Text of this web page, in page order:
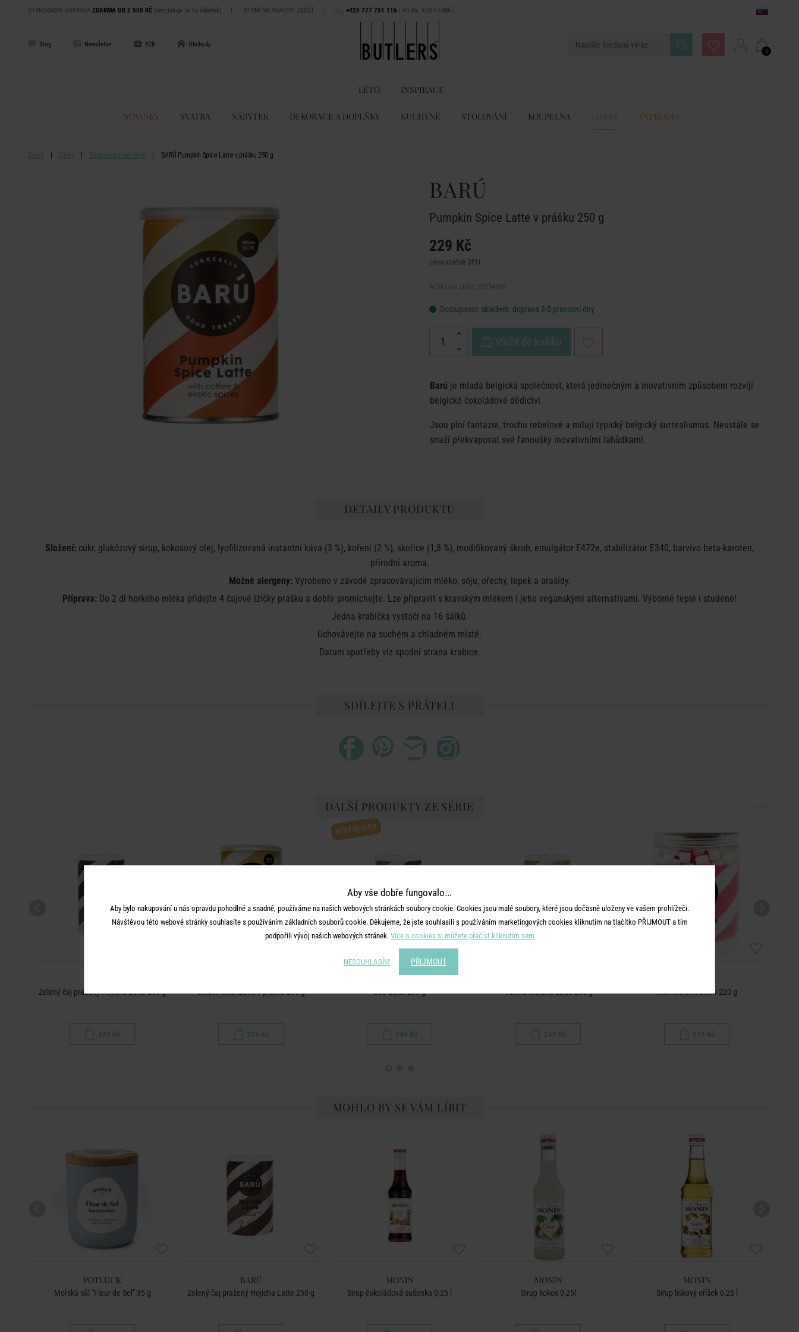
STANDARDNÍ DOPRAVA ZDARMA OD 2 500 KČ (nevztahuje se na nábytek) | 30 DNÍ NA VRÁCENÍ ZBOŽÍ | +420 777 751 116 ( Po-Pá: 9:00-17:00h )
Blog Newsletter B2B Obchody
0
LÉTO INSPIRACE
NOVINKY SVATBA NÁBYTEK DEKORACE A DOPLŇKY KUCHYNĚ STOLOVÁNÍ KOUPELNA DÁRKY VÝPRODEJ
Domů Dárky Gastronomické dárky BARÚ Pumpkin Spice Latte v prášku 250 g
BARÚ
Pumpkin Spice Latte v prášku 250 g
229 Kč
cena včetně DPH
Dostupnost: skladem, doprava 2-5 pracovní dny
Vložit do košíku
Barú je mladá belgická společnost, která jedinečným a inovativním způsobem rozvíjí
belgické čokoládové dědictví.
Jsou plní fantazie, trochu rebelové a milují typický belgický surrealismus. Neustále se
snaží překvapovat své fanoušky inovativními lahůdkami.
DETAILY PRODUKTU
Složení: cukr, glukózový sirup, kokosový olej, lyofilizovaná instantní káva (3 %), koření (2 %), skořice (1,8 %), modifikovaný škrob, emulgátor E472e, stabilizátor E340, barvivo beta-karoten,
přírodní aroma.
Možné alergeny:Vyrobeno v závodě zpracovávajícím mléko, sóju, ořechy, lepek a arašídy.
Příprava: Do 2 dl horkého mléka přidejte 4 čajové lžičky prášku a dobře promíchejte. Lze připravit s kravským mlékem i jeho veganskými alternativami. Výborné teplé i studené!
Jedna krabička vystačí na 16 šálků.
Uchovávejte na suchém a chladném místě.
Datum spotřeby viz spodní strana krabice.
SDÍLEJTE S PŘÁTELI
DALŠÍ PRODUKTY ZE SÉRIE
Zelený čaj pražený Hojicha Latte 250 g
249 Kč
Golden Chai Latte v prášku 250 g
229 Kč
BESTSELLER
BARÚ
Ube Latte 250 g
249 Kč
Vanilla Matcha Latte 250 g
249 Kč
Mini Marshmallow 220 g
229 Kč
MOHLO BY SE VÁM LÍBIT
POTLUCK
Mořská sůl "Fleur de Sel" 35 g
BARÚ
Zelený čaj pražený Hojicha Latte 250 g
MONIN
Sirup čokoládová sušenka 0,25 l
MONIN
Sirup kokos 0,25l
MONIN
Sirup lískový oříšek 0,25 l
Aby vše dobře fungovalo...
Aby bylo nakupování u nás opravdu pohodlné a snadné, používáme na našich webových stránkách soubory cookie. Cookies jsou malé soubory, které jsou dočasně uloženy ve vašem prohlížeči.
Návštěvou této webové stránky souhlasíte s používáním základních souborů cookie. Děkujeme, že jste souhlasili s používáním marketingových cookies kliknutím na tlačítko PŘIJMOUT a tím
podpořili vývoj našich webových stránek. Více o cookies si můžete přečíst kliknutím sem
NESOUHLASÍM PŘIJMOUT